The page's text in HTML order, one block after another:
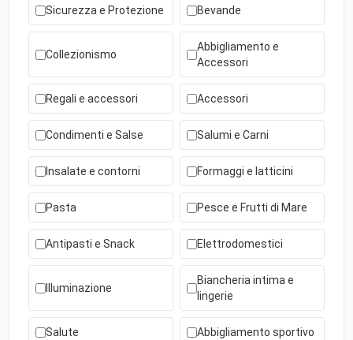
Sicurezza e Protezione Bevande
Collezionismo
Abbigliamento e
Accessori
Regali e accessori Accessori
Condimenti e Salse Salumi e Carni
Insalate e contorni Formaggi e latticini
Pasta Pesce e Frutti di Mare
Antipasti e Snack Elettrodomestici
Illuminazione
Biancheria intima e
lingerie
Salute Abbigliamento sportivo